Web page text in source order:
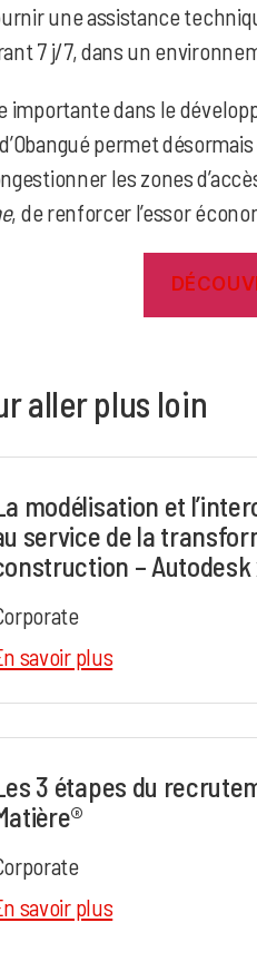
une assistance
7 j/7, dans un
importante dans le
d’Obangué permet
les zones
, de renforcer l’essor
aller plus loin
modélisation et
service de la
– Autodesk
savoir plus
3 étapes du
savoir plus